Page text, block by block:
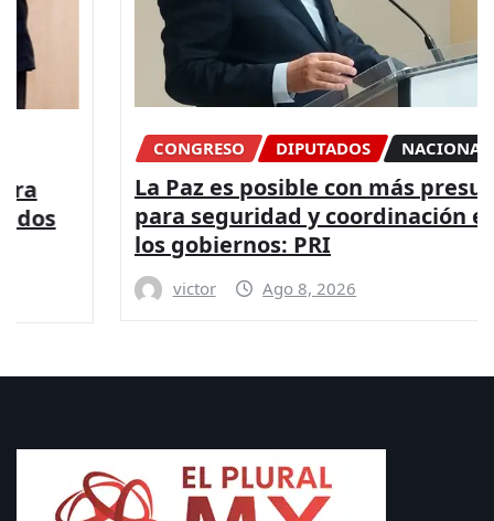
DIPUTADOS NACIONAL
Paz es posible con más presupuesto
seguridad y coordinación entre
gobiernos: PRI
Ago 8, 2026